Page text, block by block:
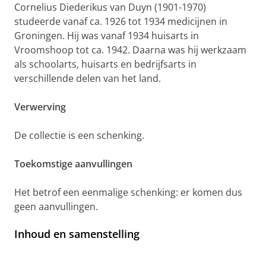
Cornelius Diederikus van Duyn (1901-1970)
studeerde vanaf ca. 1926 tot 1934 medicijnen in
Groningen. Hij was vanaf 1934 huisarts in
Vroomshoop tot ca. 1942. Daarna was hij werkzaam
als schoolarts, huisarts en bedrijfsarts in
verschillende delen van het land.
Verwerving
De collectie is een schenking.
Toekomstige aanvullingen
Het betrof een eenmalige schenking: er komen dus
geen aanvullingen.
Inhoud en samenstelling